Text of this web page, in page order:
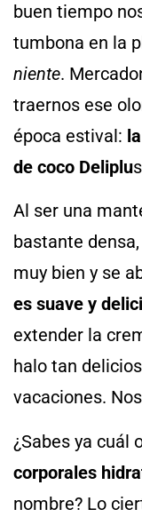
buen tiempo
tumbona en la
niente.
traernos ese
época estival:
de coco Deliplu
Al ser una
bastante
muy bien y se
es suave y
extender la
halo tan
vacaciones.
¿Sabes ya cuál
corporales
nombre? Lo